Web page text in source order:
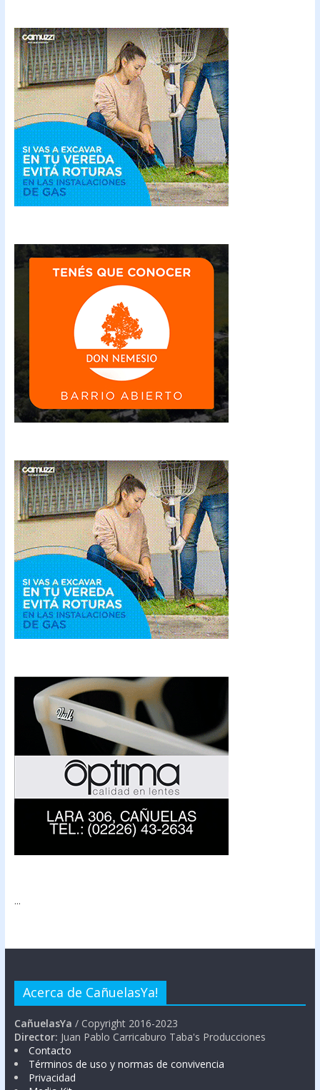
...
Acerca de CañuelasYa!
CañuelasYa / Copyright 2016-2023
Director: Juan Pablo Carricaburo Taba's Producciones
Contacto
Términos de uso y normas de convivencia
Privacidad